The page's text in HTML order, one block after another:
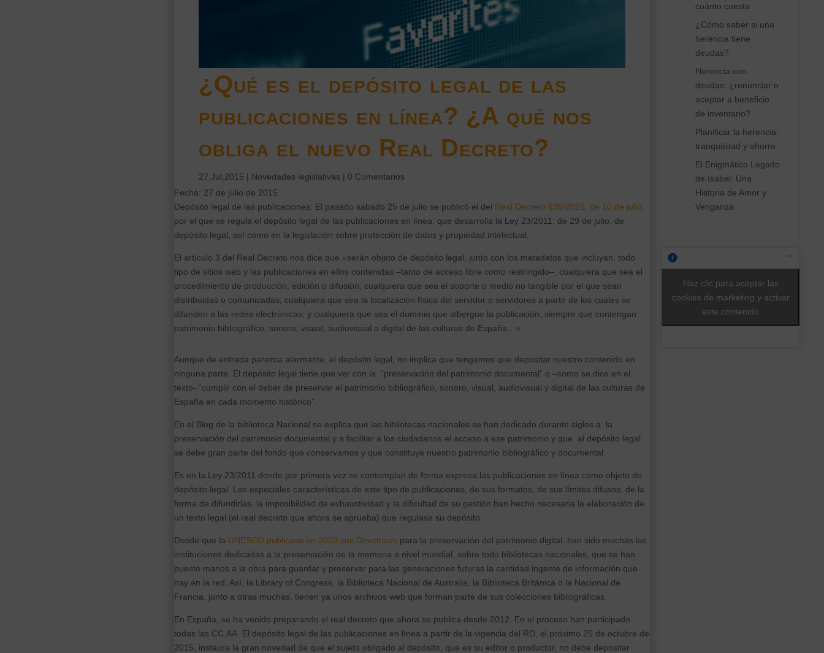
¿Qué es el depósito legal de las
publicaciones en línea? ¿A qué nos
obliga el nuevo Real Decreto?
27,Jul,2015 | Novedades legislativas | 0 Comentarios
Fecha: 27 de julio de 2015
Depósito legal de las publicaciones: El pasado sábado 25 de julio se publicó el del Real Decreto 635/2015, de 10 de julio,
por el que se regula el depósito legal de las publicaciones en línea, que desarrolla la Ley 23/2011, de 29 de julio, de
depósito legal, así como en la legislación sobre protección de datos y propiedad intelectual.
El artículo 3 del Real Decreto nos dice que «serán objeto de depósito legal, junto con los metadatos que incluyan, todo
tipo de sitios web y las publicaciones en ellos contenidas –tanto de acceso libre como restringido–; cualquiera que sea el
procedimiento de producción, edición o difusión; cualquiera que sea el soporte o medio no tangible por el que sean
distribuidas o comunicadas; cualquiera que sea la localización física del servidor o servidores a partir de los cuales se
difunden a las redes electrónicas; y cualquiera que sea el dominio que albergue la publicación; siempre que contengan
patrimonio bibliográfico, sonoro, visual, audiovisual o digital de las culturas de España…»
Aunque de entrada parezca alarmante, el depósito legal, no implica que tengamos que depositar nuestro contenido en
ninguna parte. El depósito legal tiene que ver con la “preservación del patrimonio documental” o –como se dice en el
texto- “cumplir con el deber de preservar el patrimonio bibliográfico, sonoro, visual, audiovisual y digital de las culturas de
España en cada momento histórico”.
En el Blog de la biblioteca Nacional se explica que las bibliotecas nacionales se han dedicado durante siglos a la
preservación del patrimonio documental y a facilitar a los ciudadanos el acceso a ese patrimonio y que al depósito legal
se debe gran parte del fondo que conservamos y que constituye nuestro patrimonio bibliográfico y documental.
Es en la Ley 23/2011 donde por primera vez se contemplan de forma expresa las publicaciones en línea como objeto de
depósito legal. Las especiales características de este tipo de publicaciones, de sus formatos, de sus límites difusos, de la
forma de difundirlas, la imposibilidad de exhaustividad y la dificultad de su gestión han hecho necesaria la elaboración de
un texto legal (el real decreto que ahora se aprueba) que regulase su depósito.
Desde que la UNESCO publicase en 2003 sus Directricespara la preservación del patrimonio digital, han sido muchas las
instituciones dedicadas a la preservación de la memoria a nivel mundial, sobre todo bibliotecas nacionales, que se han
puesto manos a la obra para guardar y preservar para las generaciones futuras la cantidad ingente de información que
hay en la red. Así, la Library of Congress, la Biblioteca Nacional de Australia, la Biblioteca Británica o la Nacional de
Francia, junto a otras muchas, tienen ya unos archivos web que forman parte de sus colecciones bibliográficas.
En España, se ha venido preparando el real decreto que ahora se publica desde 2012. En el proceso han participado
todas las CC.AA. El depósito legal de las publicaciones en línea a partir de la vigencia del RD, el próximo 25 de octubre de
2015, instaura la gran novedad de que el sujeto obligado al depósito, que es su editor o productor, no debe depositar
cuánto cuesta
¿Cómo saber si una
herencia tiene
deudas?
Herencia con
deudas: ¿renunciar o
aceptar a beneficio
de inventario?
Planificar la herencia:
tranquilidad y ahorro
El Enigmático Legado
de Isabel: Una
Historia de Amor y
Venganza
Haz clic para aceptar las
cookies de marketing y activar
este contenido